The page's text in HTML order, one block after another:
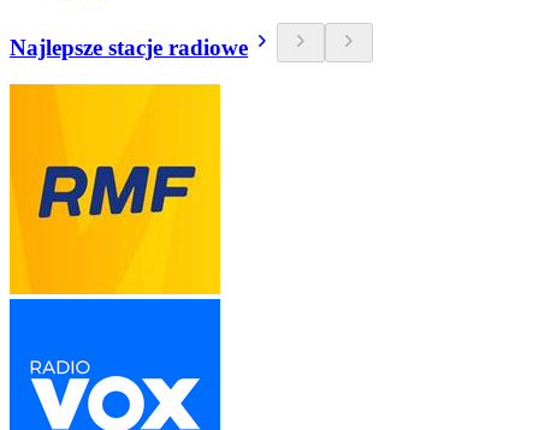
Najlepsze stacje radiowe